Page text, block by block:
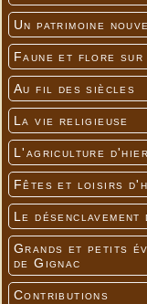
Un patrimoine
Faune et flore sur
Au fil des siècles
La vie religieuse
L'agriculture
Fêtes et loisirs
Le désenclavement
Grands et petits
de Gignac
Contributions